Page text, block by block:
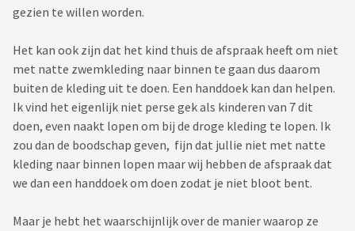
gezien te willen worden.
Het kan ook zijn dat het kind thuis de afspraak heeft om niet
met natte zwemkleding naar binnen te gaan dus daarom
buiten de kleding uit te doen. Een handdoek kan dan helpen.
Ik vind het eigenlijk niet perse gek als kinderen van 7 dit
doen, even naakt lopen om bij de droge kleding te lopen. Ik
zou dan de boodschap geven, fijn dat jullie niet met natte
kleding naar binnen lopen maar wij hebben de afspraak dat
we dan een handdoek om doen zodat je niet bloot bent.
Maar je hebt het waarschijnlijk over de manier waarop ze